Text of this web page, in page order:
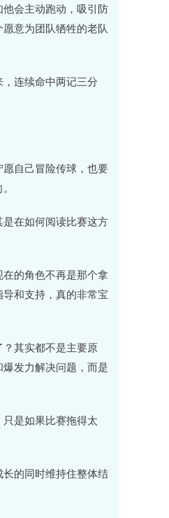
会主动跑动，吸引防
意为团队牺牲的老队
连续命中两记三分
自己冒险传球，也要
在如何阅读比赛这方
的角色不再是那个拿
和支持，真的非常宝
其实都不是主要原
发力解决问题，而是
是如果比赛拖得太
的同时维持住整体结